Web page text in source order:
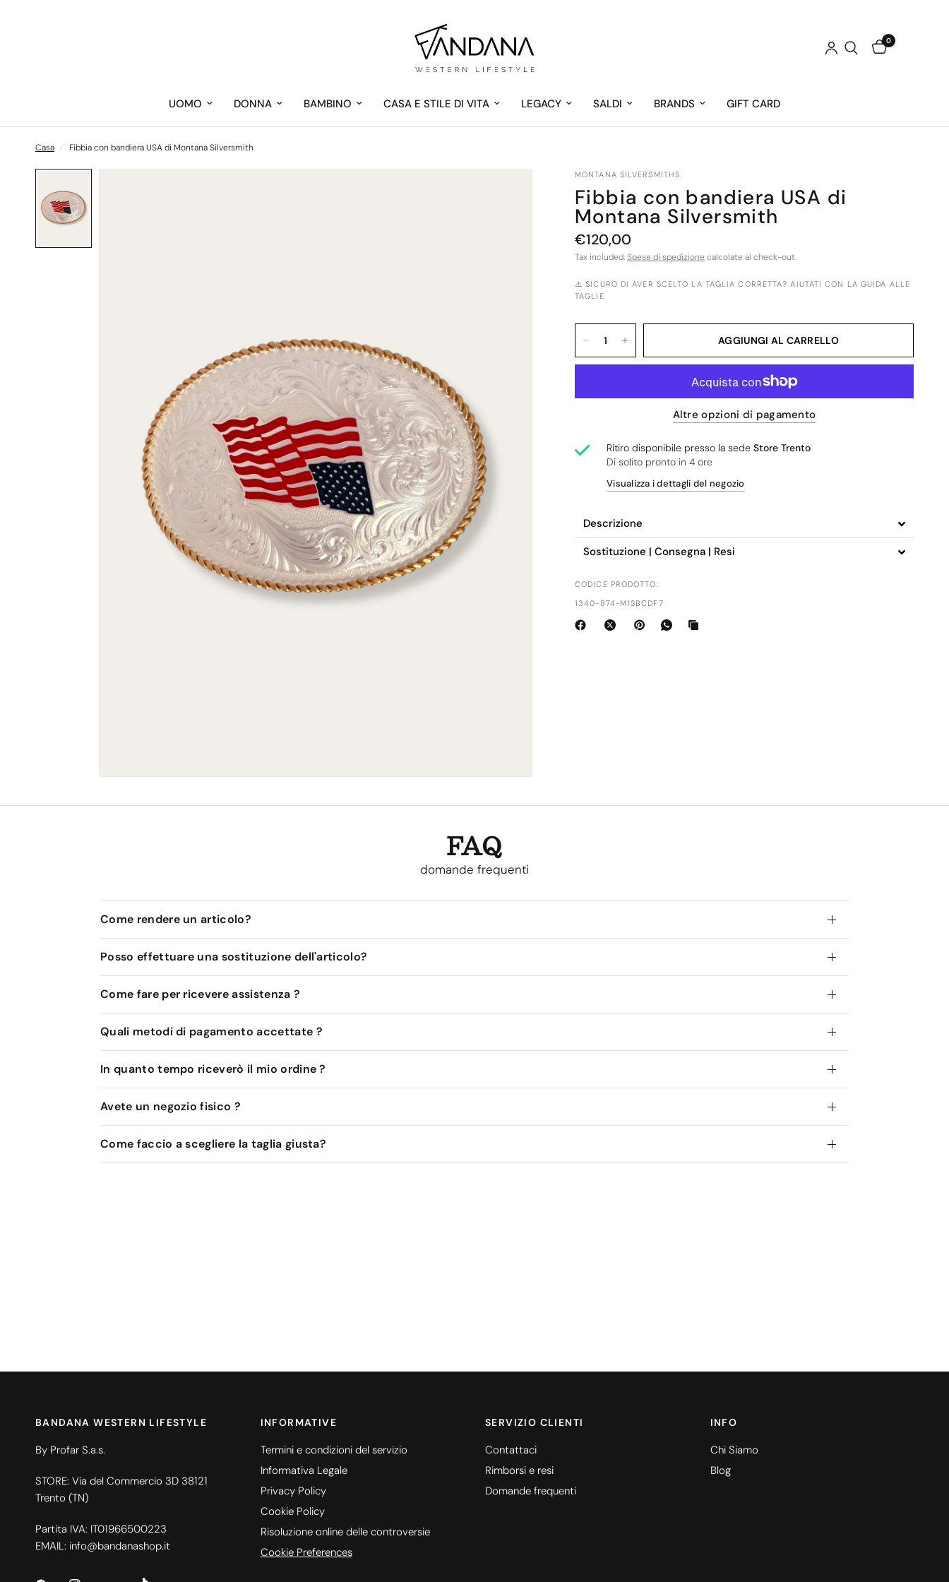
0
UOMO DONNA BAMBINO CASA E STILE DI VITA LEGACY SALDI BRANDS GIFT CARD
Casa / Fibbia con bandiera USA di Montana Silversmith
MONTANA SILVERSMITHS
Fibbia con bandiera USA di
Montana Silversmith
€120,00
Tax included.Spese di spedizione calcolate al check-out.
⚠️ SICURO DI AVER SCELTO LA TAGLIA CORRETTA? AIUTATI CON LA GUIDA ALLE
TAGLIE
AGGIUNGI AL CARRELLO
Altre opzioni di pagamento
Ritiro disponibile presso la sedeStore Trento
Di solito pronto in 4 ore
Visualizza i dettagli del negozio
Descrizione
Sostituzione | Consegna | Resi
CODICE PRODOTTO:
1340-874-M1SBCDF7
FAQ
domande frequenti
Come rendere un articolo?
Posso effettuare una sostituzione dell'articolo?
Come fare per ricevere assistenza ?
Quali metodi di pagamento accettate ?
In quanto tempo riceverò il mio ordine ?
Avete un negozio fisico ?
Come faccio a scegliere la taglia giusta?
BANDANA WESTERN LIFESTYLE
By Profar S.a.s.
STORE: Via del Commercio 3D 38121
Trento (TN)
Partita IVA: IT01966500223
EMAIL: info@bandanashop.it
INFORMATIVE
Termini e condizioni del servizio
Informativa Legale
Privacy Policy
Cookie Policy
Risoluzione online delle controversie
Cookie Preferences
SERVIZIO CLIENTI
Contattaci
Rimborsi e resi
Domande frequenti
INFO
Chi Siamo
Blog